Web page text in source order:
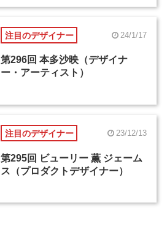
注目のデザイナー 24/1/17
第296回 本多沙映（デザイナ
ー・アーティスト）
注目のデザイナー 23/12/13
第295回 ビューリー 薫 ジェーム
ス（プロダクトデザイナー）